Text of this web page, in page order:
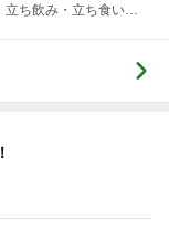
ち飲み・立ち食いそ